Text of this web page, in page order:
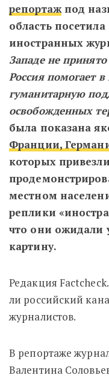
репортажпод
область
иностранных
Западе не
Россия помогает
гуманитарную
освобожденных
была показана
Франции,
которых
местном
реплики
что они ожидали
картину.
Редакция
ли российский
журналистов.
В репортаже
Валентина